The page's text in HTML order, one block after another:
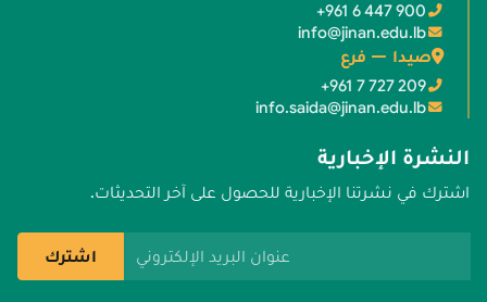
+961 6 447 900
info@jinan.edu.lb
صيدا — فرع
+961 7 727 209
info.saida@jinan.edu.lb
النشرة الإخبارية
اشترك في نشرتنا الإخبارية للحصول على آخر التحديثات.
اشترك